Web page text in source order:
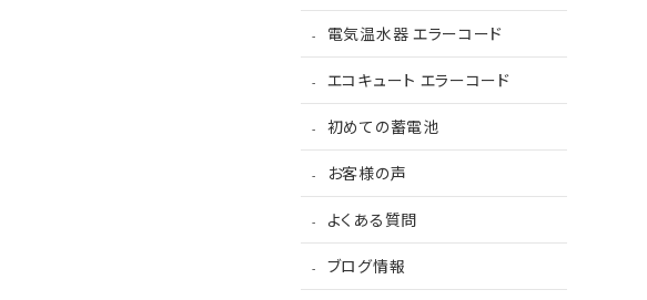
電気温水器 エラーコード
エコキュート エラーコード
初めての蓄電池
お客様の声
よくある質問
ブログ情報